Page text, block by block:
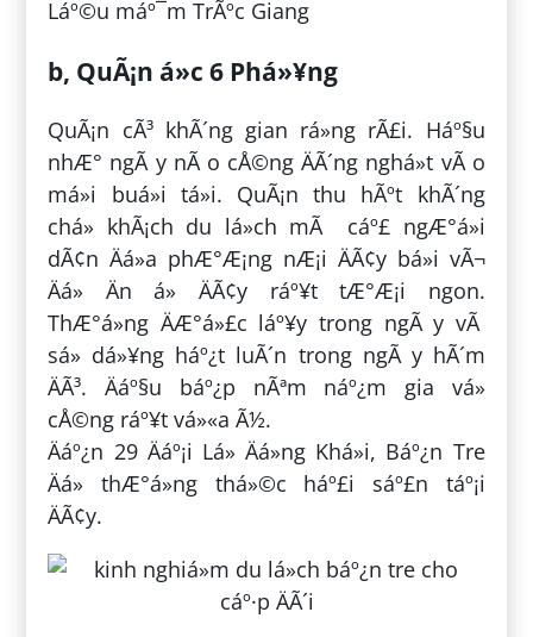
Láº©u máº¯m TrÃºc Giang
b, QuÃ¡n á»c 6 Phá»¥ng
QuÃ¡n cÃ³ khÃ´ng gian rá»ng rÃ£i. Háº§u
nhÆ° ngÃ y nÃ o cÅ©ng ÄÃ´ng nghá»t vÃ o
má»i buá»i tá»i. QuÃ¡n thu hÃºt khÃ´ng
chá» khÃ¡ch du lá»ch mÃ cáº£ ngÆ°á»i
dÃ¢n Äá»a phÆ°Æ¡ng nÆ¡i ÄÃ¢y bá»i vÃ¬
Äá» Än á» ÄÃ¢y ráº¥t tÆ°Æ¡i ngon.
ThÆ°á»ng ÄÆ°á»£c láº¥y trong ngÃ y vÃ
sá»­ dá»¥ng háº¿t luÃ´n trong ngÃ y hÃ´m
ÄÃ³. Äáº§u báº¿p nÃªm náº¿m gia vá»
cÅ©ng ráº¥t vá»«a Ã½.
Äáº¿n 29 Äáº¡i Lá» Äá»ng Khá»i, Báº¿n Tre
Äá» thÆ°á»ng thá»©c háº£i sáº£n táº¡i
ÄÃ¢y.